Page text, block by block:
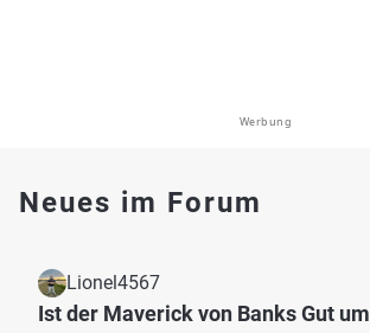
Werbung
Neues im Forum
Lionel4567
Ist der Maverick von Banks Gut um